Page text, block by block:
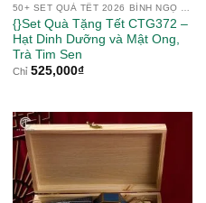
{}Set Quà Tặng Tết CTG372 –
Hạt Dinh Dưỡng và Mật Ong,
Trà Tim Sen
Chỉ 525,000₫